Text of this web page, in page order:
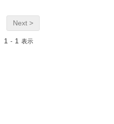
Next >
1 - 1 表示